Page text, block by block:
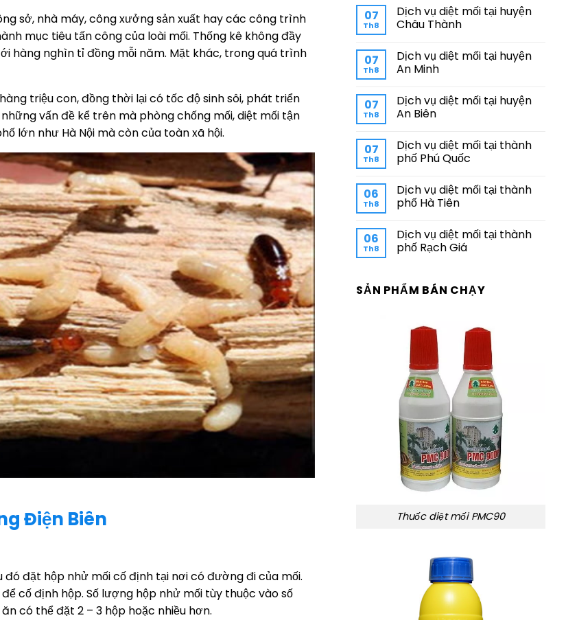
sở, nhà máy, công xưởng sản xuất hay các công trình
mục tiêu tấn công của loài mối. Thống kê không đầy
hàng nghìn tỉ đồng mỗi năm. Mặt khác, trong quá trình
triệu con, đồng thời lại có tốc độ sinh sôi, phát triển
vấn đề kể trên mà phòng chống mối, diệt mối tận
lớn như Hà Nội mà còn của toàn xã hội.
Điện Biên
đặt hộp nhử mối cố định tại nơi có đường đi của mối.
cố định hộp. Số lượng hộp nhử mối tùy thuộc vào số
có thể đặt 2 – 3 hộp hoặc nhiều hơn.
07
Th8
Dịch vụ diệt mối tại huyện
Châu Thành
07
Th8
Dịch vụ diệt mối tại huyện
An Minh
07
Th8
Dịch vụ diệt mối tại huyện
An Biên
07
Th8
Dịch vụ diệt mối tại thành
phố Phú Quốc
06
Th8
Dịch vụ diệt mối tại thành
phố Hà Tiên
06
Th8
Dịch vụ diệt mối tại thành
phố Rạch Giá
SẢN PHẨM BÁN CHẠY
Thuốc diệt mối PMC90